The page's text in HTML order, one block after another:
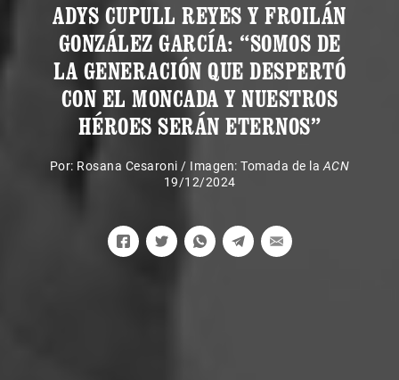
ADYS CUPULL REYES Y FROILÁN
GONZÁLEZ GARCÍA: “SOMOS DE
LA GENERACIÓN QUE DESPERTÓ
CON EL MONCADA Y NUESTROS
HÉROES SERÁN ETERNOS”
Por: Rosana Cesaroni / Imagen: Tomada de la ACN
19/12/2024